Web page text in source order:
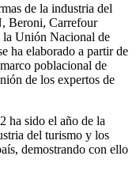
de la industria del
Beroni, Carrefour
la Unión Nacional de
ha elaborado a partir de
poblacional de
de los expertos de
ha sido el año de la
del turismo y los
demostrando con ello